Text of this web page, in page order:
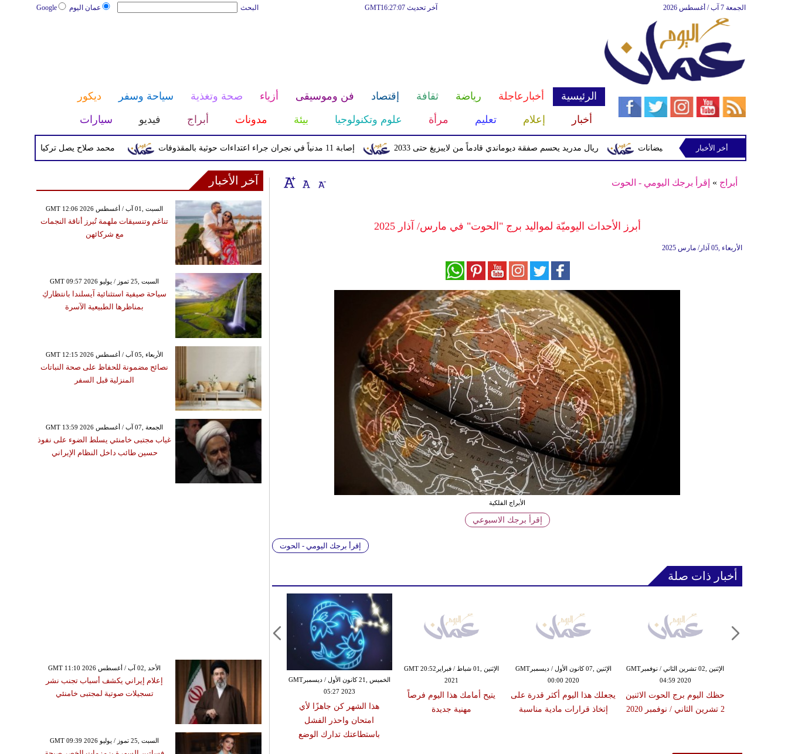
عمان اليوم Google البحث آخر تحديث GMT16:27:07 الجمعة 7 آب / أغسطس 2026
الرئيسية أخبارعاجلة رياضة ثقافة إقتصاد فن وموسيقى أزياء صحة وتغذية سياحة وسفر
ديكور
أخبار
إعلام تعليم مرأة علوم وتكنولوجيا بيئة مدونات أبراج فيديو سيارات
محمد صلاح يصل تركيا الأربعاء لإتمام إصابة 11 مدنياً في نجران جراء اعتداءات حوثية بالمقذوفات ريال مدريد يحسم صفقة ديوماندي قادماً من لايبزيغ حتى 2033 من أمطار غزيرة وفيضانات
أخر الأخبار
أبراج » إقرأ برجك اليومي - الحوت
أبرز الأحداث اليوميّة لمواليد برج "الحوت" في مارس/ آذار 2025
الأربعاء ,05 آذار/ مارس 2025
الأبراج الفلكية
إقرأ برجك الاسبوعي
إقرأ برجك اليومي - الحوت
أخبار ذات صلة
الخميس ,21 كانون الأول / ديسمبرGMT
05:27 2023
هذا الشهر كن جاهزًا لأي
امتحان واحذر الفشل
باستطاعتك تدارك الوضع
الإثنين ,01 شباط / فبرايرGMT 20:52
2021
يتيح أمامك هذا اليوم فرصاً
مهنية جديدة
الإثنين ,07 كانون الأول / ديسمبرGMT
00:00 2020
يجعلك هذا اليوم أكثر قدرة على
إتخاذ قرارات مادية مناسبة
الإثنين ,02 تشرين الثاني / نوفمبرGMT
04:59 2020
حظك اليوم برج الحوت الاثنين
2 تشرين الثاني / نوفمبر 2020
آخر الأخبار
GMT 12:06 2026 السبت ,01 آب / أغسطس
تناغم وتنسيقات ملهمة تُبرز أناقة النجمات
مع شركائهن
GMT 09:57 2026 السبت ,25 تموز / يوليو
سياحة صيفية استثنائية آيسلندا بانتظاركِ
بمناظرها الطبيعية الآسرة
GMT 12:15 2026 الأربعاء ,05 آب / أغسطس
نصائح مضمونة للحفاظ على صحة النباتات
المنزلية قبل السفر
GMT 13:59 2026 الجمعة ,07 آب / أغسطس
غياب مجتبى خامنئي يسلط الضوء على نفوذ
حسين طائب داخل النظام الإيراني
GMT 11:10 2026 الأحد ,02 آب / أغسطس
إعلام إيراني يكشف أسباب تجنب نشر
تسجيلات صوتية لمجتبى خامنئي
GMT 09:39 2026 السبت ,25 تموز / يوليو